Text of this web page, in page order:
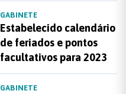
GABINETE
Estabelecido calendário
de feriados e pontos
facultativos para 2023
GABINETE